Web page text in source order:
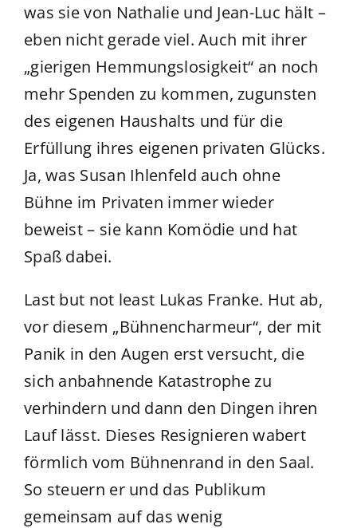
was sie von Nathalie und Jean-Luc hält –
eben nicht gerade viel. Auch mit ihrer
„gierigen Hemmungslosigkeit“ an noch
mehr Spenden zu kommen, zugunsten
des eigenen Haushalts und für die
Erfüllung ihres eigenen privaten Glücks.
Ja, was Susan Ihlenfeld auch ohne
Bühne im Privaten immer wieder
beweist – sie kann Komödie und hat
Spaß dabei.
Last but not least Lukas Franke. Hut ab,
vor diesem „Bühnencharmeur“, der mit
Panik in den Augen erst versucht, die
sich anbahnende Katastrophe zu
verhindern und dann den Dingen ihren
Lauf lässt. Dieses Resignieren wabert
förmlich vom Bühnenrand in den Saal.
So steuern er und das Publikum
gemeinsam auf das wenig